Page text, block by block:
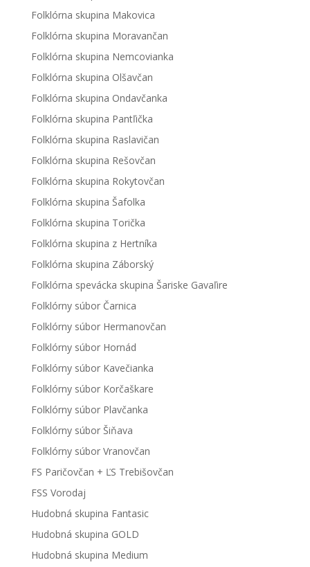
Folklórna skupina Makovica
Folklórna skupina Moravančan
Folklórna skupina Nemcovianka
Folklórna skupina Olšavčan
Folklórna skupina Ondavčanka
Folklórna skupina Pantľička
Folklórna skupina Raslavičan
Folklórna skupina Rešovčan
Folklórna skupina Rokytovčan
Folklórna skupina Šafolka
Folklórna skupina Torička
Folklórna skupina z Hertníka
Folklórna skupina Záborský
Folklórna spevácka skupina Šariske Gavaľire
Folklórny súbor Čarnica
Folklórny súbor Hermanovčan
Folklórny súbor Hornád
Folklórny súbor Kavečianka
Folklórny súbor Korčaškare
Folklórny súbor Plavčanka
Folklórny súbor Šiňava
Folklórny súbor Vranovčan
FS Paričovčan + ĽS Trebišovčan
FSS Vorodaj
Hudobná skupina Fantasic
Hudobná skupina GOLD
Hudobná skupina Medium